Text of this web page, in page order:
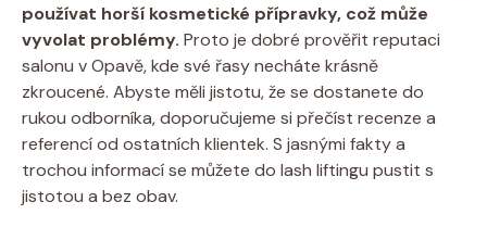
používat horší kosmetické přípravky, což může
vyvolat problémy. Proto je dobré prověřit reputaci
salonu v Opavě, kde své řasy necháte krásně
zkroucené. Abyste měli jistotu, že se dostanete do
rukou odborníka, doporučujeme si přečíst recenze a
referencí od ostatních klientek. S jasnými fakty a
trochou informací se můžete do lash liftingu pustit s
jistotou a bez obav.